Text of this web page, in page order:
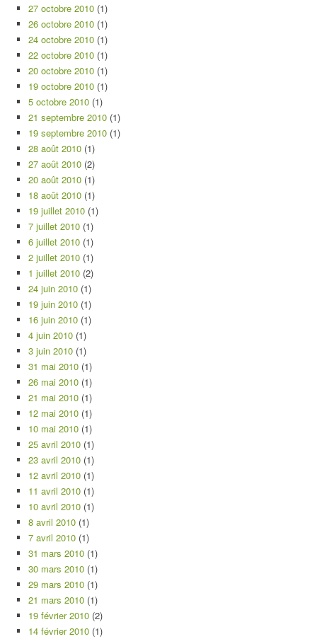
27 octobre 2010 (1)
26 octobre 2010 (1)
24 octobre 2010 (1)
22 octobre 2010 (1)
20 octobre 2010 (1)
19 octobre 2010 (1)
5 octobre 2010 (1)
21 septembre 2010 (1)
19 septembre 2010 (1)
28 août 2010 (1)
27 août 2010 (2)
20 août 2010 (1)
18 août 2010 (1)
19 juillet 2010 (1)
7 juillet 2010 (1)
6 juillet 2010 (1)
2 juillet 2010 (1)
1 juillet 2010 (2)
24 juin 2010 (1)
19 juin 2010 (1)
16 juin 2010 (1)
4 juin 2010 (1)
3 juin 2010 (1)
31 mai 2010 (1)
26 mai 2010 (1)
21 mai 2010 (1)
12 mai 2010 (1)
10 mai 2010 (1)
25 avril 2010 (1)
23 avril 2010 (1)
12 avril 2010 (1)
11 avril 2010 (1)
10 avril 2010 (1)
8 avril 2010 (1)
7 avril 2010 (1)
31 mars 2010 (1)
30 mars 2010 (1)
29 mars 2010 (1)
21 mars 2010 (1)
19 février 2010 (2)
14 février 2010 (1)